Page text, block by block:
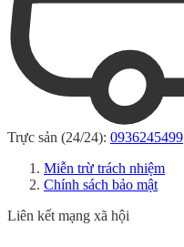
Trực sản (24/24): 0936245499
Miễn trừ trách nhiệm
Chính sách bảo mật
Liên kết mạng xã hội